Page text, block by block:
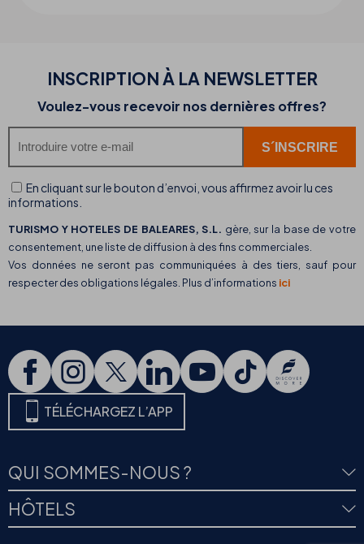
INSCRIPTION À LA NEWSLETTER
Voulez-vous recevoir nos dernières offres?
En cliquant sur le bouton d’envoi, vous affirmez avoir lu ces
informations.
TURISMO Y HOTELES DE BALEARES, S.L. gère, sur la base de votre
consentement, une liste de diffusion à des fins commerciales.
Vos données ne seront pas communiquées à des tiers, sauf pour
respecter des obligations légales. Plus d’informations ici
TÉLÉCHARGEZ L’APP
QUI SOMMES-NOUS ?
HÔTELS